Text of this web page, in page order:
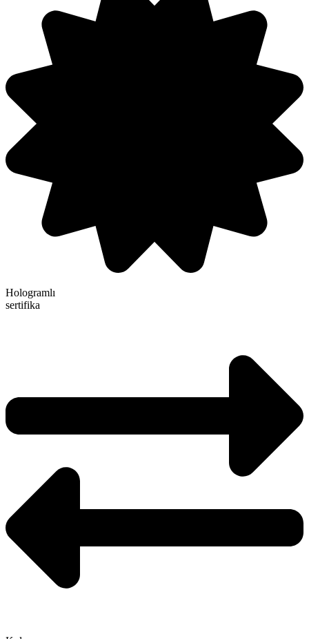
Hologramlı
sertifika